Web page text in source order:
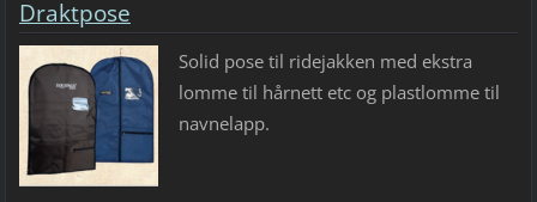
Draktpose
Solid pose til ridejakken med ekstra
lomme til hårnett etc og plastlomme til
navnelapp.